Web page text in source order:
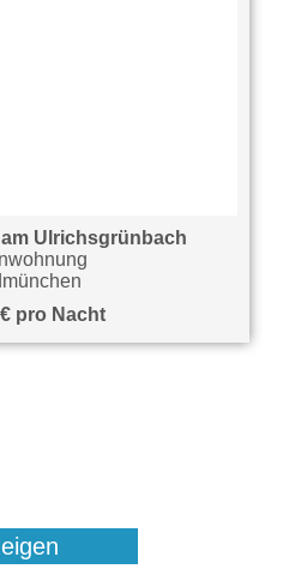
Ulrichsgrünbach
pro Nacht